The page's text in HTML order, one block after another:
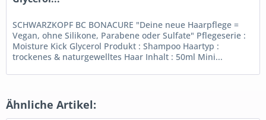
SCHWARZKOPF BC BONACURE "Deine neue Haarpflege =
Vegan, ohne Silikone, Parabene oder Sulfate" Pflegeserie :
Moisture Kick Glycerol Produkt : Shampoo Haartyp :
trockenes & naturgewelltes Haar Inhalt : 50ml Mini...
Ähnliche Artikel: